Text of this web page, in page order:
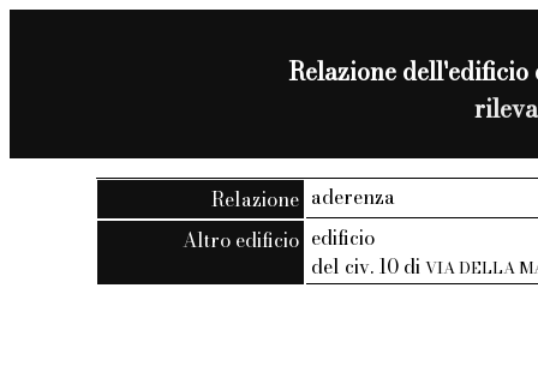
Relazione
Relazione aderenza
Altro edificio edificio
del civ. 10 diVIA DELLA